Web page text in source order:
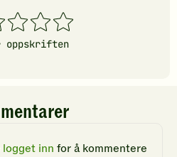
3
stjerner
4
stjerner
5
stjerner
oppskriften
logget inn for å kommentere